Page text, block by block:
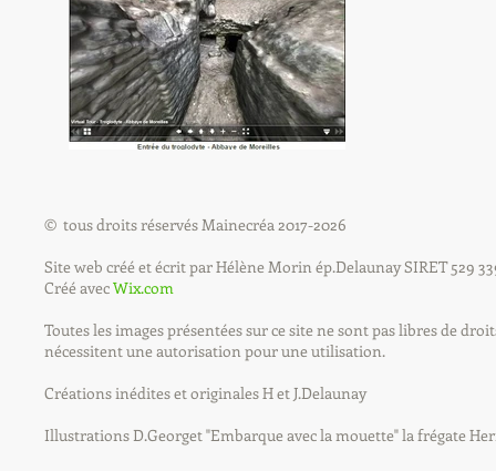
© tous droits réservés Mainecréa 2017-2026
Site web créé et écrit par Hélène Morin ép.Delaunay SIRET 529
Créé avecWix.com
Toutes les images présentées sur ce site ne sont pas libres de
nécessitent une autorisation pour une utilisation.
Créations inédites et originales H et J.Delaunay
Illustrations D.Georget "Embarque avec la mouette" la frégate